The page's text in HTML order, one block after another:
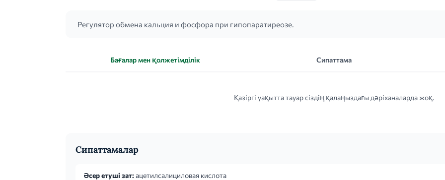
Регулятор обмена кальция и фосфора при гипопаратиреозе.
Бағалар мен қолжетімділік Сипаттама
Қазіргі уақытта тауар сіздің қалаңыздағы дәріханаларда жоқ.
Сипаттамалар
Әсер етуші зат: ацетилсалициловая кислота